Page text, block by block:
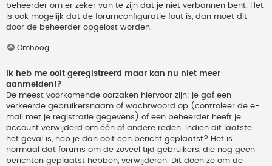
beheerder om er zeker van te zijn dat je niet verbannen bent. Het
is ook mogelijk dat de forumconfiguratie fout is, dan moet dit
door de beheerder opgelost worden.
Omhoog
Ik heb me ooit geregistreerd maar kan nu niet meer
aanmelden!?
De meest voorkomende oorzaken hiervoor zijn: je gaf een
verkeerde gebruikersnaam of wachtwoord op (controleer de e-
mail met je registratie gegevens) of een beheerder heeft je
account verwijderd om één of andere reden. Indien dit laatste
het geval is, heb je dan ooit een bericht geplaatst? Het is
normaal dat forums om de zoveel tijd gebruikers, die nog geen
berichten geplaatst hebben, verwijderen. Dit doen ze om de